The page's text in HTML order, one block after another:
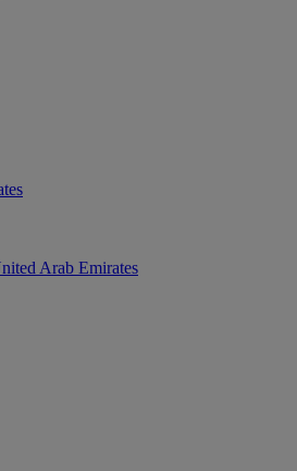
Arab Emirates